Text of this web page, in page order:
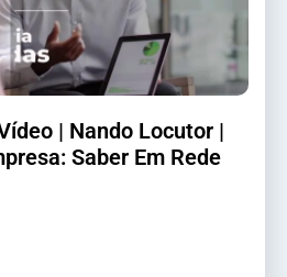
| Nando Locutor |
Saber Em Rede